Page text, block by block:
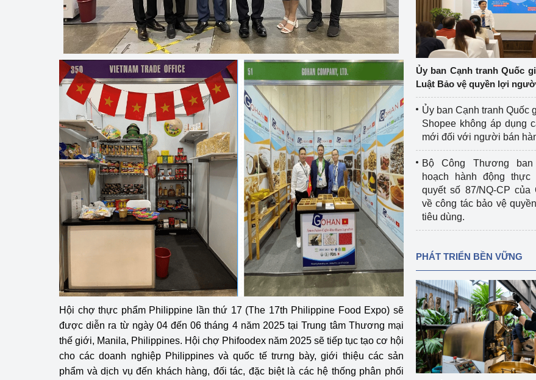
Hội chợ thực phẩm Philippine lần thứ 17 (The 17th Philippine Food Expo) sẽ
được diễn ra từ ngày 04 đến 06 tháng 4 năm 2025 tại Trung tâm Thương mại
thế giới, Manila, Philippines. Hội chợ Phifoodex năm 2025 sẽ tiếp tục tạo cơ hội
cho các doanh nghiệp Philippines và quốc tế trưng bày, giới thiệu các sản
phẩm và dịch vụ đến khách hàng, đối tác, đặc biệt là các hệ thống phân phối
Ủy ban Cạnh tranh Quốc
Luật Bảo vệ quyền lợi
Ủy ban Cạnh tranh Quốc
Shopee không áp dụng
mới đối với người bán
Bộ Công Thương
hoạch hành động thực
quyết số 87/NQ-CP của
về công tác bảo vệ
tiêu dùng.
PHÁT TRIỂN BỀN VỮNG